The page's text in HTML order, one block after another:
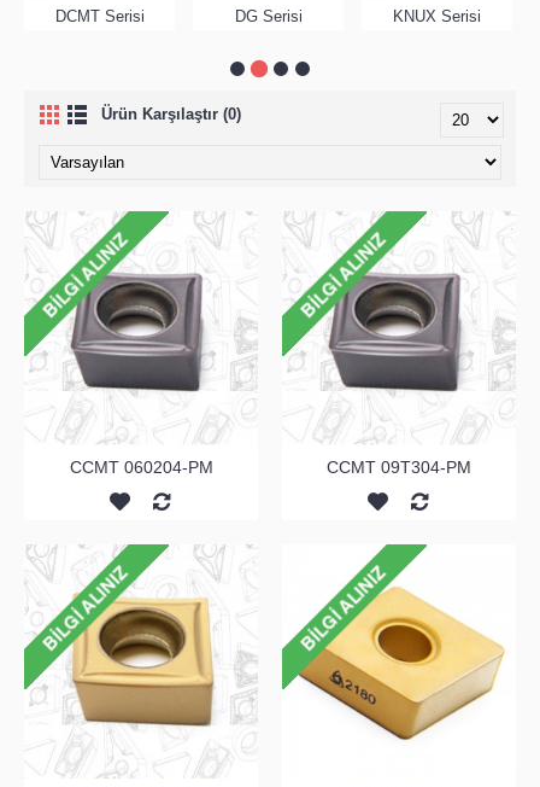
DCMT Serisi DG Serisi KNUX Serisi
Ürün Karşılaştır (0)
CCMT 060204-PM CCMT 09T304-PM